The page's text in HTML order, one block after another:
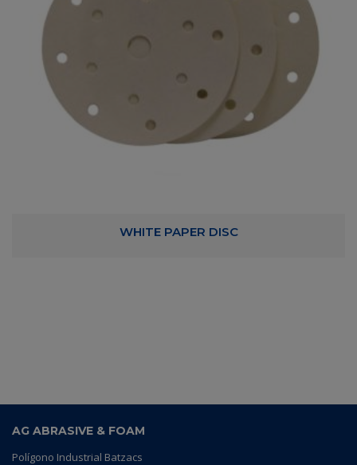
WHITE PAPER DISC
AG ABRASIVE & FOAM
Polígono Industrial Batzacs